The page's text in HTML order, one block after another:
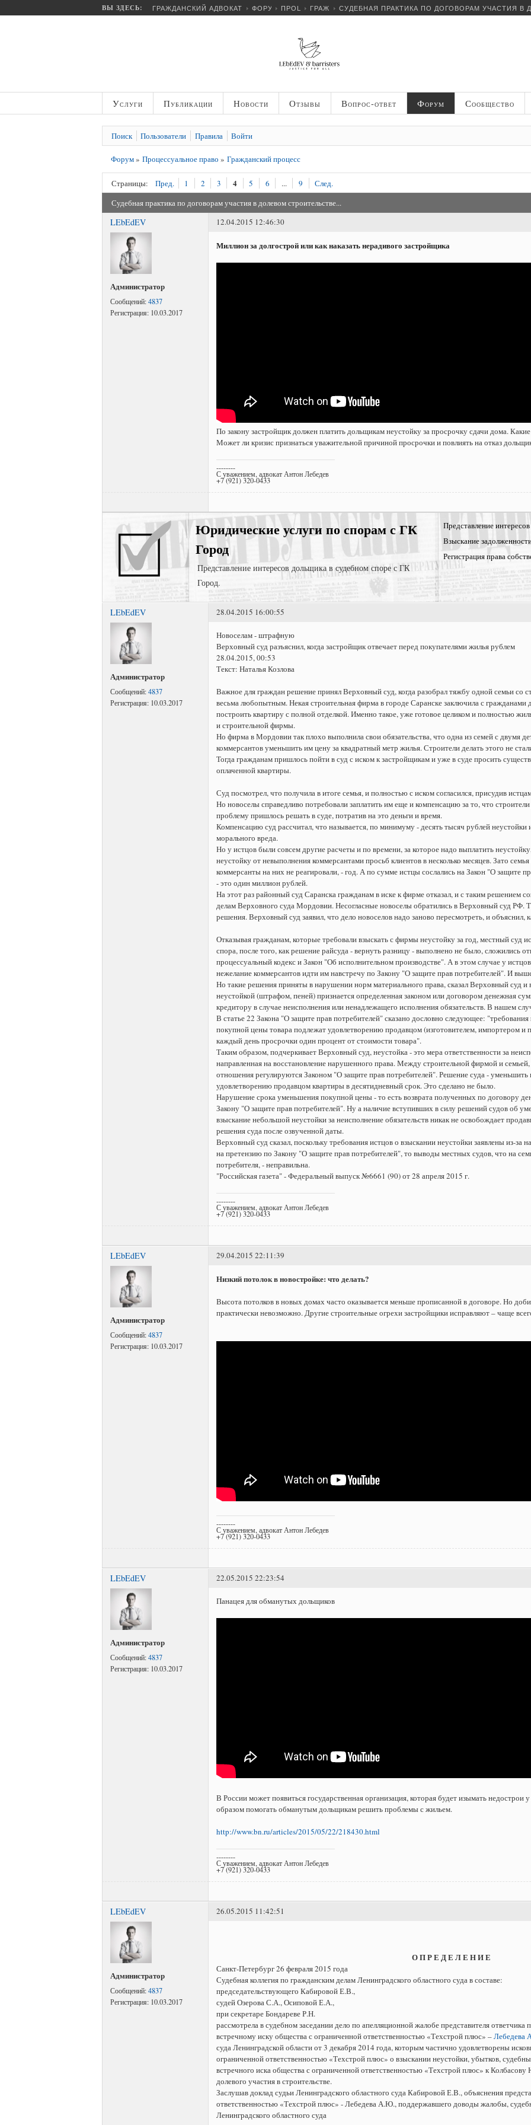
ВЫ ЗДЕСЬ: ГРАЖДАНСКИЙ АДВОКАТ ФОРУМ ПРОЦЕССУАЛЬНОЕ ПРАВО
ГРАЖДАНСКИЙ ПРОЦЕСС
СУДЕБНАЯ ПРАКТИКА ПО ДОГОВОРАМ УЧАСТИЯ В
Услуги Публикации Новости Отзывы Вопрос-ответ Форум Сообщество
Поиск Пользователи Правила Войти
Форум» Процессуальное право » Гражданский процесс
Страницы: Пред. 1 2 3 4 5 6 ... 9
След.
Судебная практика по договорам участия в долевом строительстве...
LEbEdEV
Администратор
Сообщений:4837
Регистрация: 10.03.2017
12.04.2015 12:46:30
Миллион за долгострой или как наказать нерадивого застройщика
По закону застройщик должен платить дольщикам неустойку за просрочку сдачи дома.
Может ли кризис признаться уважительной причиной просрочки и повлиять на отказ
--------
С уважением, адвокат Антон Лебедев
+7 (921) 320-0433
Юридические услуги по спорам с ГК
Город
Представление интересов дольщика в судебном споре с ГК
Город.
Представление
Взыскание
Регистрация права
LEbEdEV
Администратор
Сообщений:4837
Регистрация: 10.03.2017
28.04.2015 16:00:55
Новоселам - штрафную
Верховный суд разъяснил, когда застройщик отвечает перед покупателями жилья рублем
28.04.2015, 00:53
Текст: Наталья Козлова
Важное для граждан решение принял Верховный суд, когда разобрал тяжбу одной семьи со
весьма любопытным. Некая строительная фирма в городе Саранске заключила с
построить квартиру с полной отделкой. Именно такое, уже готовое целиком и полностью
и строительной фирмы.
Но фирма в Мордовии так плохо выполнила свои обязательства, что одна из семей с двумя
коммерсантов уменьшить им цену за квадратный метр жилья. Строители делать этого не
Тогда гражданам пришлось пойти в суд с иском к застройщикам и уже в суде просить
оплаченной квартиры.
Суд посмотрел, что получила в итоге семья, и полностью с иском согласился, присудив
Но новоселы справедливо потребовали заплатить им еще и компенсацию за то, что
проблему пришлось решать в суде, потратив на это деньги и время.
Компенсацию суд рассчитал, что называется, по минимуму - десять тысяч рублей неустойки
морального вреда.
Но у истцов были совсем другие расчеты и по времени, за которое надо выплатить
неустойку от невыполнения коммерсантами просьб клиентов в несколько месяцев. Зато
коммерсанты на них не реагировали, - год. А по сумме истцы сослались на Закон "О защите
- это один миллион рублей.
На этот раз районный суд Саранска гражданам в иске к фирме отказал, и с таким решением
делам Верховного суда Мордовии. Несогласные новоселы обратились в Верховный суд РФ.
решения. Верховный суд заявил, что дело новоселов надо заново пересмотреть, и объяснил,
Отказывая гражданам, которые требовали взыскать с фирмы неустойку за год, местный
спора, после того, как решение райсуда - вернуть разницу - выполнено не было, сложились
процессуальный кодекс и Закон "Об исполнительном производстве". А в этом случае у
нежелание коммерсантов идти им навстречу по Закону "О защите прав потребителей". И
Но такие решения приняты в нарушении норм материального права, сказал Верховный суд и
неустойкой (штрафом, пеней) признается определенная законом или договором денежная
кредитору в случае неисполнения или ненадлежащего исполнения обязательств. В нашем
В статье 22 Закона "О защите прав потребителей" сказано дословно следующее:
покупной цены товара подлежат удовлетворению продавцом (изготовителем, импортером и
каждый день просрочки один процент от стоимости товара".
Таким образом, подчеркивает Верховный суд, неустойка - это мера ответственности за
направленная на восстановление нарушенного права. Между строительной фирмой и
отношения регулируются Законом "О защите прав потребителей". Решение суда - уменьшить
удовлетворению продавцом квартиры в десятидневный срок. Это сделано не было.
Нарушение срока уменьшения покупной цены - то есть возврата полученных по договору
Закону "О защите прав потребителей". Ну а наличие вступивших в силу решений судов об
взыскание небольшой неустойки за неисполнение обязательств никак не освобождает
решения суда после озвученной даты.
Верховный суд сказал, поскольку требования истцов о взыскании неустойки заявлены из-за
на претензию по Закону "О защите прав потребителей", то выводы местных судов, что на
потребителя, - неправильна.
"Российская газета" - Федеральный выпуск №6661 (90) от 28 апреля 2015 г.
--------
С уважением, адвокат Антон Лебедев
+7 (921) 320-0433
LEbEdEV
Администратор
Сообщений:4837
Регистрация: 10.03.2017
29.04.2015 22:11:39
Низкий потолок в новостройке: что делать?
Высота потолков в новых домах часто оказывается меньше прописанной в договоре. Но
практически невозможно. Другие строительные огрехи застройщики исправляют – чаще
--------
С уважением, адвокат Антон Лебедев
+7 (921) 320-0433
LEbEdEV
Администратор
Сообщений:4837
Регистрация: 10.03.2017
22.05.2015 22:23:54
Панацея для обманутых дольщиков
В России может появиться государственная организация, которая будет изымать недострои
образом помогать обманутым дольщикам решить проблемы с жильем.
http://www.bn.ru/articles/2015/05/22/218430.html
--------
С уважением, адвокат Антон Лебедев
+7 (921) 320-0433
LEbEdEV
Администратор
Сообщений:4837
Регистрация: 10.03.2017
26.05.2015 11:42:51
О П Р Е Д Е Л Е Н И Е
Санкт-Петербург 26 февраля 2015 года
Судебная коллегия по гражданским делам Ленинградского областного суда в составе:
председательствующего Кабировой Е.В.,
судей Озерова С.А., Осиповой Е.А.,
при секретаре Бондареве Р.Н.
рассмотрела в судебном заседании дело по апелляционной жалобе представителя ответчика
встречному иску общества с ограниченной ответственностью «Техстрой плюс» –Лебедева
суда Ленинградской области от 3 декабря 2014 года, которым частично удовлетворены
ограниченной ответственностью «Техстрой плюс» о взыскании неустойки, убытков,
встречного иска общества с ограниченной ответственностью «Техстрой плюс» к
долевого участия в строительстве.
Заслушав доклад судьи Ленинградского областного суда Кабировой Е.В., объяснения
ответственностью «Техстрой плюс» - Лебедева А.Ю., поддержавшего доводы жалобы,
Ленинградского областного суда